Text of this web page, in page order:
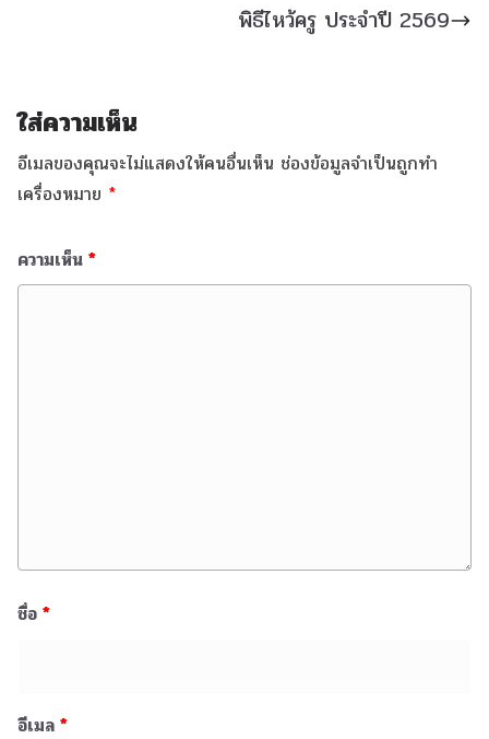
พิธีไหว้ครู ประจำปี 2569
ใส่ความเห็น
อีเมลของคุณจะไม่แสดงให้คนอื่นเห็น ช่องข้อมูลจำเป็นถูกทำ
เครื่องหมาย *
ความเห็น *
ชื่อ *
อีเมล *